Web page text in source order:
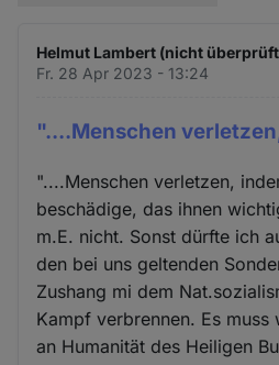
Helmut Lambert (nicht
Fr. 28 Apr 2023 - 13:24
"....Menschen
"....Menschen verletzen,
beschädige, das ihnen
m.E. nicht. Sonst dürfte ich
den bei uns geltenden
Zushang mi dem
Kampf verbrennen. Es muss
an Humanität des Heiligen